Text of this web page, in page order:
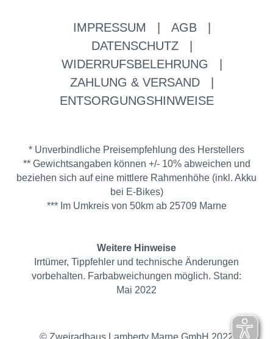
IMPRESSUM AGB
DATENSCHUTZ
WIDERRUFSBELEHRUNG
ZAHLUNG & VERSAND
ENTSORGUNGSHINWEISE
* Unverbindliche Preisempfehlung des Herstellers
** Gewichtsangaben können +/- 10% abweichen und
beziehen sich auf eine mittlere Rahmenhöhe (inkl. Akku
bei E-Bikes)
*** Im Umkreis von 50km ab 25709 Marne
Weitere Hinweise
Irrtümer, Tippfehler und technische Änderungen
vorbehalten. Farbabweichungen möglich. Stand:
Mai 2022
© Zweiradhaus Lamberty Marne GmbH 2022